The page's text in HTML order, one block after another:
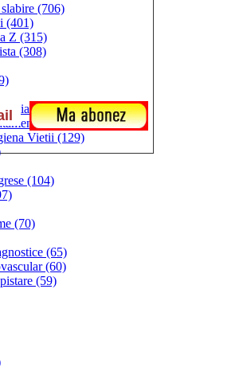
(706)
(401)
Z (315)
(308)
(170)
(167)
Vietii (129)
(104)
(70)
(65)
(60)
(59)